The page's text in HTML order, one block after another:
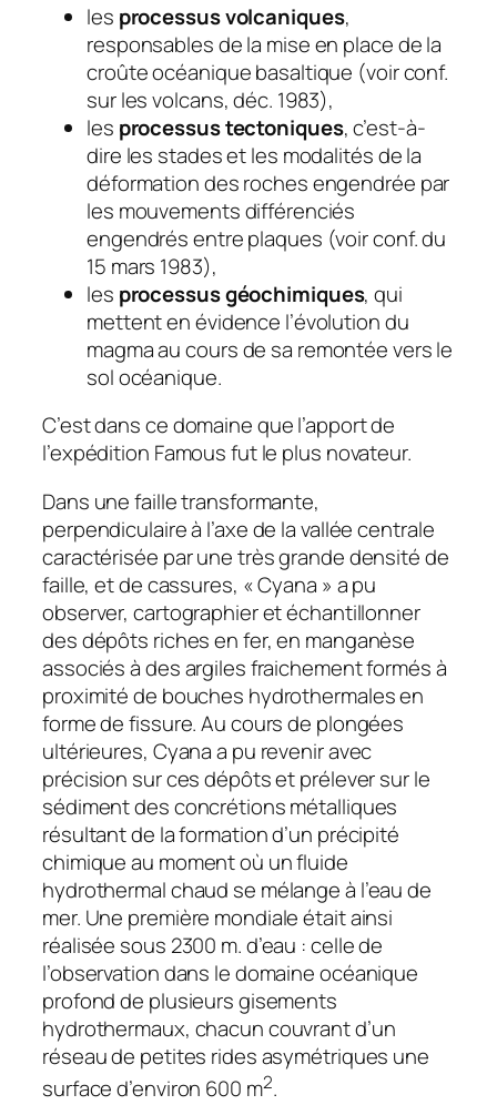
les processus volcaniques,
responsables de la mise en place de la
croûte océanique basaltique (voir conf.
sur les volcans, déc. 1983),
les processus tectoniques, c’est-à-
dire les stades et les modalités de la
déformation des roches engendrée par
les mouvements différenciés
engendrés entre plaques (voir conf. du
15 mars 1983),
les processus géochimiques, qui
mettent en évidence l’évolution du
magma au cours de sa remontée vers le
sol océanique.
C’est dans ce domaine que l’apport de
l’expédition Famous fut le plus novateur.
Dans une faille transformante,
perpendiculaire à l’axe de la vallée centrale
caractérisée par une très grande densité de
faille, et de cassures, « Cyana » a pu
observer, cartographier et échantillonner
des dépôts riches en fer, en manganèse
associés à des argiles fraichement formés à
proximité de bouches hydrothermales en
forme de fissure. Au cours de plongées
ultérieures, Cyana a pu revenir avec
précision sur ces dépôts et prélever sur le
sédiment des concrétions métalliques
résultant de la formation d’un précipité
chimique au moment où un fluide
hydrothermal chaud se mélange à l’eau de
mer. Une première mondiale était ainsi
réalisée sous 2300 m. d’eau : celle de
l’observation dans le domaine océanique
profond de plusieurs gisements
hydrothermaux, chacun couvrant d’un
réseau de petites rides asymétriques une
surface d’environ 600 m2.